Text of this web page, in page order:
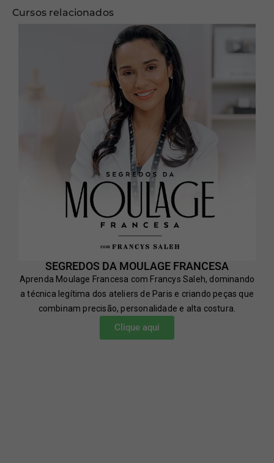
Cursos relacionados
SEGREDOS DA MOULAGE FRANCESA
Aprenda Moulage Francesa com Francys Saleh, dominando
a técnica legítima dos ateliers de Paris e criando peças que
combinam precisão, personalidade e alta costura.
Clique aqui